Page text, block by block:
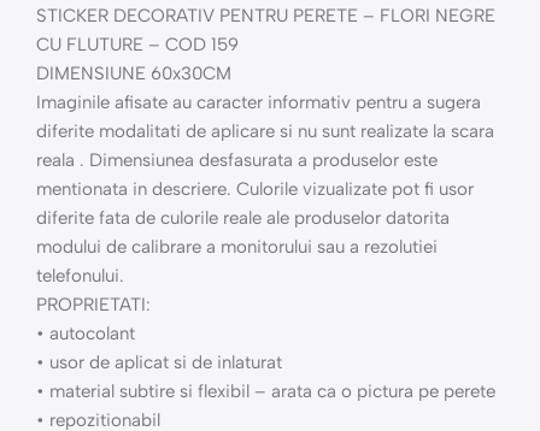
STICKER DECORATIV PENTRU PERETE – FLORI NEGRE
CU FLUTURE – COD 159
DIMENSIUNE 60x30CM
Imaginile afisate au caracter informativ pentru a sugera
diferite modalitati de aplicare si nu sunt realizate la scara
reala . Dimensiunea desfasurata a produselor este
mentionata in descriere. Culorile vizualizate pot fi usor
diferite fata de culorile reale ale produselor datorita
modului de calibrare a monitorului sau a rezolutiei
telefonului.
PROPRIETATI:
• autocolant
• usor de aplicat si de inlaturat
• material subtire si flexibil – arata ca o pictura pe perete
• repozitionabil